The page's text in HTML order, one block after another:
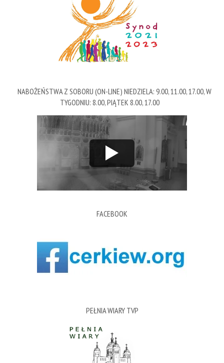
NABOŻEŃSTWA Z SOBORU (ON-LINE) NIEDZIELA: 9.00, 11.00, 17.00, W
TYGODNIU: 8.00, PIĄTEK 8.00, 17.00
FACEBOOK
PEŁNIA WIARY TVP